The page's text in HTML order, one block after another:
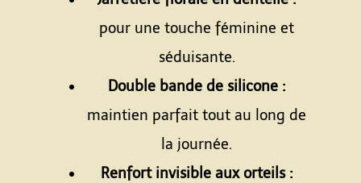
pour une touche féminine et
séduisante.
Double bande de silicone :
maintien parfait tout au long de
la journée.
Renfort invisible aux orteils :